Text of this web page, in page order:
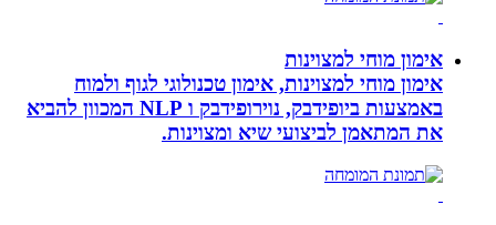
אימון מוחי למצוינות
אימון מוחי למצוינות, אימון טכנולוגי לגוף ולמוח
באמצעות ביופידבק, נוירופידבק ו NLP המכוון להביא
את המתאמן לביצועי שיא ומצוינות.